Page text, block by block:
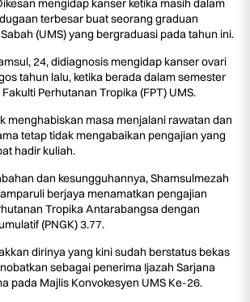
mengidap kanser ketika masih dalam
terbesar buat seorang graduan
(UMS) yang bergraduasi pada tahun ini.
24, didiagnosis mengidap kanser ovari
tahun lalu, ketika berada dalam semester
Perhutanan Tropika (FPT) UMS.
menghabiskan masa menjalani rawatan dan
tetap tidak mengabaikan pengajian yang
hadir kuliah.
dan kesungguhannya, Shamsulmezah
berjaya menamatkan pengajian
Tropika Antarabangsa dengan
(PNGK) 3.77.
dirinya yang kini sudah berstatus bekas
sebagai penerima Ijazah Sarjana
pada Majlis Konvokesyen UMS Ke-26.